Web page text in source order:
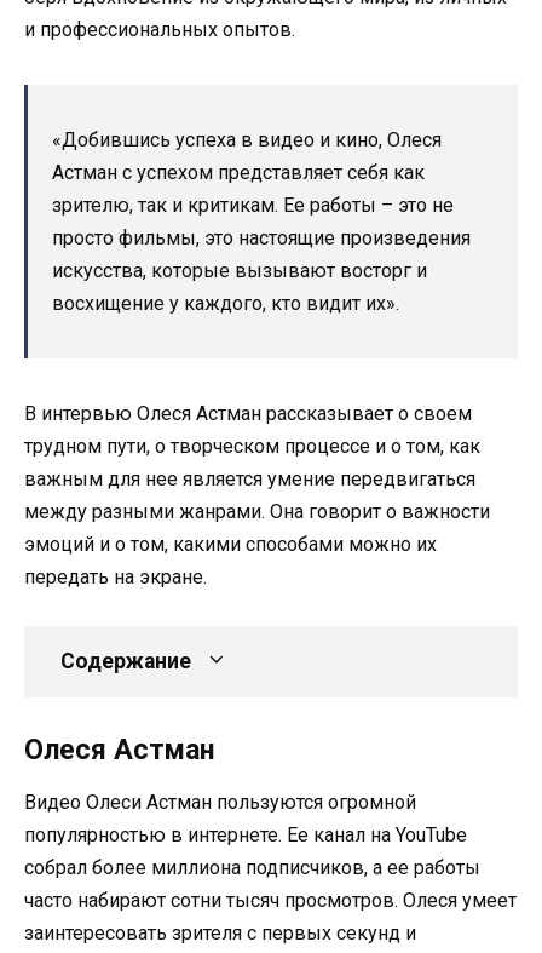
и профессиональных опытов.
«Добившись успеха в видео и кино, Олеся
Астман с успехом представляет себя как
зрителю, так и критикам. Ее работы – это не
просто фильмы, это настоящие произведения
искусства, которые вызывают восторг и
восхищение у каждого, кто видит их».
В интервью Олеся Астман рассказывает о своем
трудном пути, о творческом процессе и о том, как
важным для нее является умение передвигаться
между разными жанрами. Она говорит о важности
эмоций и о том, какими способами можно их
передать на экране.
Содержание
Олеся Астман
Видео Олеси Астман пользуются огромной
популярностью в интернете. Ее канал на YouTube
собрал более миллиона подписчиков, а ее работы
часто набирают сотни тысяч просмотров. Олеся умеет
заинтересовать зрителя с первых секунд и